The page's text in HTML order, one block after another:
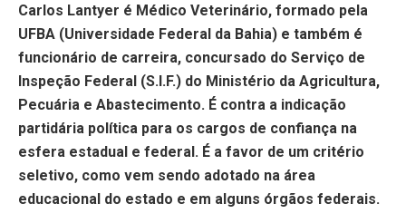
Carlos Lantyer é Médico Veterinário, formado pela
UFBA (Universidade Federal da Bahia) e também é
funcionário de carreira, concursado do Serviço de
Inspeção Federal (S.I.F.) do Ministério da Agricultura,
Pecuária e Abastecimento. É contra a indicação
partidária política para os cargos de confiança na
esfera estadual e federal. É a favor de um critério
seletivo, como vem sendo adotado na área
educacional do estado e em alguns órgãos federais.